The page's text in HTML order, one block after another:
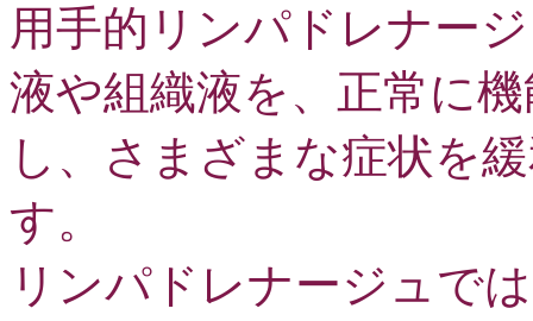
用手的リンパドレナー
液や組織液を、正常に
し、さまざまな症状を
す。
リンパドレナージュで